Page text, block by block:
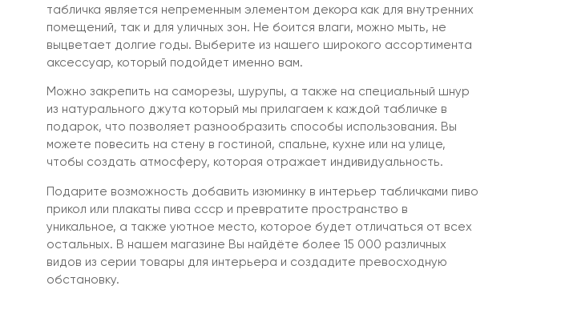
табличка является непременным элементом декора как для внутренних
помещений, так и для уличных зон. Не боится влаги, можно мыть, не
выцветает долгие годы. Выберите из нашего широкого ассортимента
аксессуар, который подойдет именно вам.
Можно закрепить на саморезы, шурупы, а также на специальный шнур
из натурального джута который мы прилагаем к каждой табличке в
подарок, что позволяет разнообразить способы использования. Вы
можете повесить на стену в гостиной, спальне, кухне или на улице,
чтобы создать атмосферу, которая отражает индивидуальность.
Подарите возможность добавить изюминку в интерьер табличками пиво
прикол или плакаты пива ссср и превратите пространство в
уникальное, а также уютное место, которое будет отличаться от всех
остальных. В нашем магазине Вы найдёте более 15 000 различных
видов из серии товары для интерьера и создадите превосходную
обстановку.